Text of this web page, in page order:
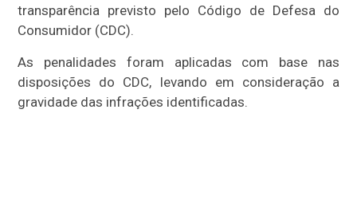
transparência previsto pelo Código de Defesa do
Consumidor (CDC).
As penalidades foram aplicadas com base nas
disposições do CDC, levando em consideração a
gravidade das infrações identificadas.